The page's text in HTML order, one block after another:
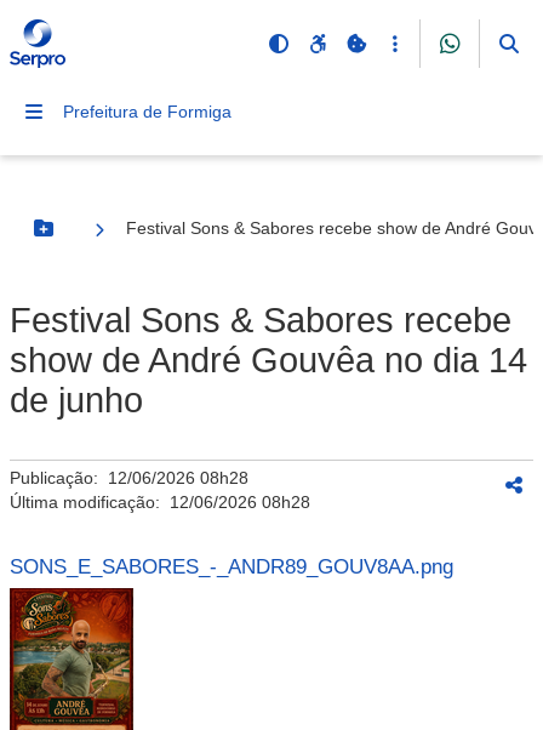
Prefeitura de Formiga
Botão Menu
Festival Sons & Sabores recebe show de André
Festival Sons & Sabores recebe
show de André Gouvêa no dia 14
de junho
Publicação: 12/06/2026 08h28
Última modificação: 12/06/2026 08h28
SONS_E_SABORES_-_ANDR89_GOUV8AA.png